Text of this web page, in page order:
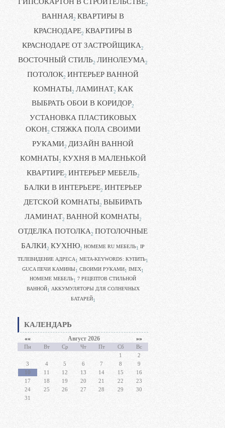
2
ВАННАЯ2 КВАРТИРЫ В
КРАСНОДАРЕ2 КВАРТИРЫ В
КРАСНОДАРЕ ОТ ЗАСТРОЙЩИКА2
ВОСТОЧНЫЙ СТИЛЬ2 ЛИНОЛЕУМА2
ПОТОЛОК2 ИНТЕРЬЕР ВАННОЙ
КОМНАТЫ2 ЛАМИНАТ2 КАК
ВЫБРАТЬ ОБОИ В КОРИДОР2
УСТАНОВКА ПЛАСТИКОВЫХ
ОКОН2 СТЯЖКА ПОЛА СВОИМИ
РУКАМИ2 ДИЗАЙН ВАННОЙ
КОМНАТЫ2 КУХНЯ В МАЛЕНЬКОЙ
КВАРТИРЕ2 ИНТЕРЬЕР МЕБЕЛЬ2
БАЛКИ В ИНТЕРЬЕРЕ2 ИНТЕРЬЕР
ДЕТСКОЙ КОМНАТЫ2 ВЫБИРАТЬ
ЛАМИНАТ2 ВАННОЙ КОМНАТЫ2
ОТДЕЛКА ПОТОЛКА2 ПОТОЛОЧНЫЕ
БАЛКИ2 КУХНЮ2 HOMEME RU МЕБЕЛЬ1 IP
ТЕЛЕВИДЕНИЕ АДРЕСА 1 META-KEYWORDS: КУПИТЬ1
GUCA ПЕЧИ КАМИНЫ1 CВОИМИ РУКАМИ1 IMEX1
HOMEME МЕБЕЛЬ1 7 РЕЦЕПТОВ СТИЛЬНОЙ
ВАННОЙ1 АККУМУЛЯТОРЫ ДЛЯ СОЛНЕЧНЫХ
БАТАРЕЙ1
КАЛЕНДАРЬ
«« Август 2026 »»
Пн Вт Ср Чт Пт Сб
Вс
1
2
3
4 5 6 7 8
9
10
11 12 13 14 15
16
17
18 19 20 21 22
23
24
25 26 27 28 29
30
31